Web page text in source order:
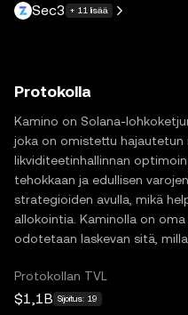
Sec3 + 11 lisää
Protokolla
Kamino on Solana-
joka on omistettu hajautetun
likviditeetinhallinnan
tehokkaan ja edullisen
strategioiden avulla, mikä
allokointia. Kaminolla on
odotetaan laskevan sitä,
Protokollan TVL
$1,1B Sijoitus: 19